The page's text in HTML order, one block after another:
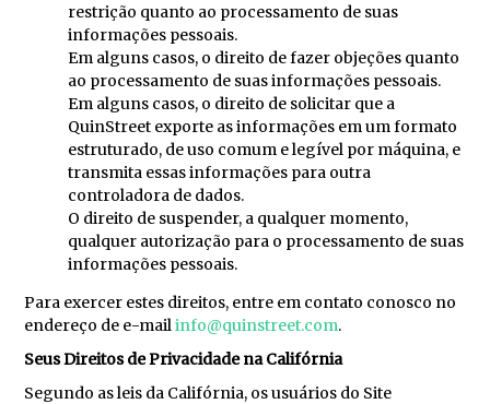
restrição quanto ao processamento de suas
informações pessoais.
Em alguns casos, o direito de fazer objeções quanto
ao processamento de suas informações pessoais.
Em alguns casos, o direito de solicitar que a
QuinStreet exporte as informações em um formato
estruturado, de uso comum e legível por máquina, e
transmita essas informações para outra
controladora de dados.
O direito de suspender, a qualquer momento,
qualquer autorização para o processamento de suas
informações pessoais.
Para exercer estes direitos, entre em contato conosco no
endereço de e-mailinfo@quinstreet.com.
Seus Direitos de Privacidade na Califórnia
Segundo as leis da Califórnia, os usuários do Site